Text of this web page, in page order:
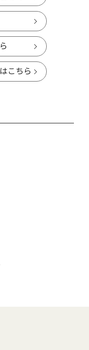
こちら